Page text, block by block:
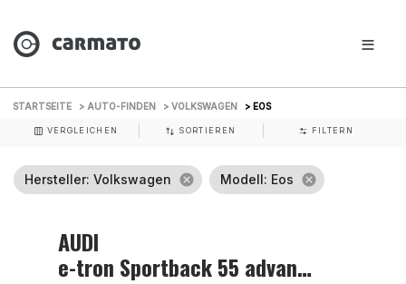
STARTSEITE > AUTO-FINDEN > VOLKSWAGEN > EOS
VERGLEICHEN SORTIEREN FILTERN
Hersteller: Volkswagen cancel Modell: Eos cancel
AUDI
e-tron Sportback 55 advanced